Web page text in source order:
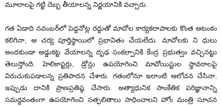
మూలాలపై గట్టి దెబ్బ తీయాలన్న నిర్ణయానికి వచ్చారు.
గత ఏడాది నవంబర్‌లో పెద్దనోట్ల రద్దుతో మావోల కార్యకలాపాలకు కొంత ఆటంకం
కలిగినా, ఆ చర్య పూర్తిస్థాయిలో ప్రభావితం చేయలేదు. మావోలకు ని ధులు
అందకుండా అడ్డుకట్ట వేయాలన్న దృఢ సంకల్పానికి కేంద్ర ప్రభుత్వం వచ్చినట్టు
తెలుస్తోంది. హెలికాప్టర్లు, డ్రోన్లు ఉపయోగించి మావోయిస్టుల స్థావరాలపై
విరుచుకుపడాలన్న ప్రతిపాదన చేశారు. గతంలోనూ ఇలాంటి ఆలోచన చేసినా,
ఇప్పుడు దానికి ప్రాణప్రతిష్ఠ చేసారు. అత్యాధునిక సాంకేతిక పరిజ్ఞానాన్ని
సమర్ధవంతంగా ఉపయోగించి సత్ఫలితాలు సాధించాలని హోం మంత్రి సూచన